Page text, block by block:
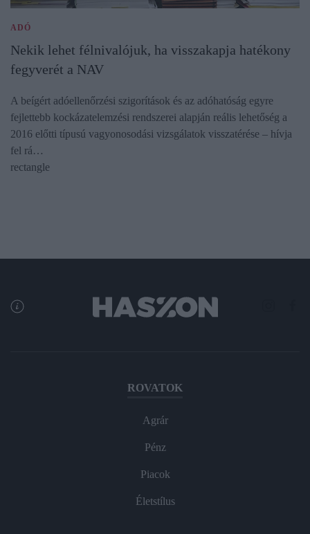
ADÓ
Nekik lehet félnivalójuk, ha visszakapja hatékony
fegyverét a NAV
A beígért adóellenőrzési szigorítások és az adóhatóság egyre
fejlettebb kockázatelemzési rendszerei alapján reális lehetőség a
2016 előtti típusú vagyonosodási vizsgálatok visszatérése – hívja
fel rá…
rectangle
ROVATOK
Agrár
Pénz
Piacok
Életstílus